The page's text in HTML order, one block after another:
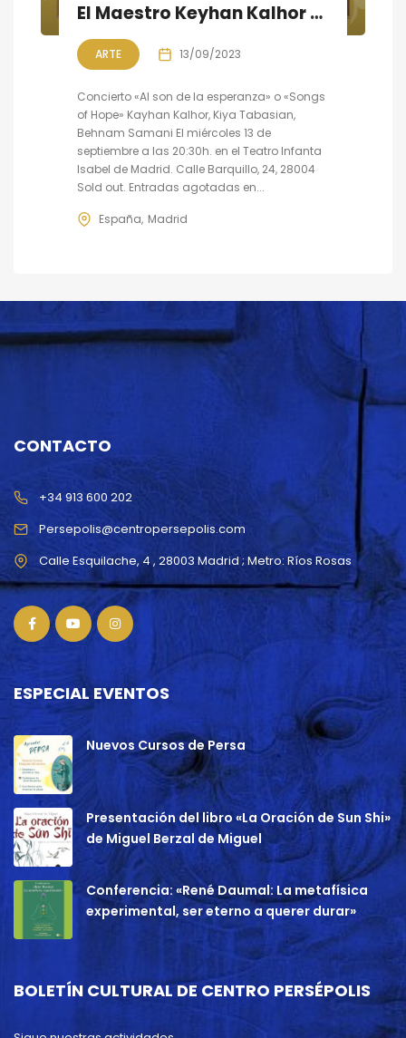
El Maestro Keyhan Kalhor en concierto en Madrid
ARTE 13/09/2023
Concierto «Al son de la esperanza» o «Songs
of Hope» Kayhan Kalhor, Kiya Tabasian,
Behnam Samani El miércoles 13 de
septiembre a las 20:30h. en el Teatro Infanta
Isabel de Madrid. Calle Barquillo, 24, 28004
Sold out. Entradas agotadas en...
España Madrid
CONTACTO
Persepolis@centropersepolis.com
+34 913 600 202
ESPECIAL EVENTOS
Nuevos Cursos de Persa
Presentación del libro «La Oración de Sun Shi»
de Miguel Berzal de Miguel
Conferencia: «René Daumal: La metafísica
experimental, ser eterno a querer durar»
BOLETÍN CULTURAL DE CENTRO PERSÉPOLIS